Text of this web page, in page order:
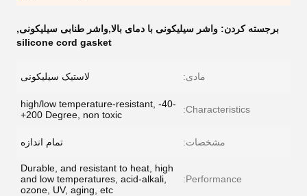
برجسته کردن: واشر سیلیکونی با دمای بالا,واشر طنابی سیلیکونی,
silicone cord gasket
مادی: لاستیک سیلیکونی
Characteristics:
high/low temperature-resistant, -40-
+200 Degree, non toxic
مشخصات: تمام اندازه
Performance:
Durable, and resistant to heat, high
and low temperatures, acid-alkali,
ozone, UV, aging, etc